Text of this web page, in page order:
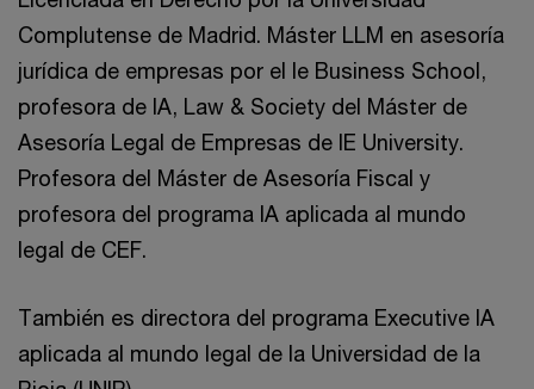
Complutense de Madrid. Máster LLM en asesoría
jurídica de empresas por el Ie Business School,
profesora de IA, Law & Society del Máster de
Asesoría Legal de Empresas de IE University.
Profesora del Máster de Asesoría Fiscal y
profesora del programa IA aplicada al mundo
legal de CEF.
También es directora del programa Executive IA
aplicada al mundo legal de la Universidad de la